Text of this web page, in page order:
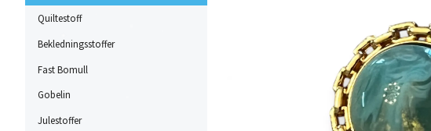
Quiltestoff
Bekledningsstoffer
Fast Bomull
Gobelin
Julestoffer